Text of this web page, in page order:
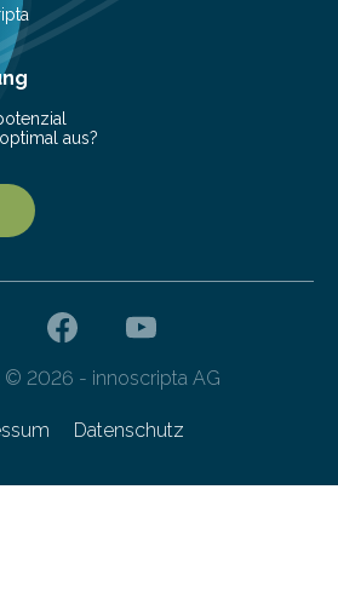
vereinen. Sie wurden von
Lebensmitteltechnologie
Hoffmann und Yusuf Toprak
aus?
© 2026 - innoscripta AG
Datenschutz